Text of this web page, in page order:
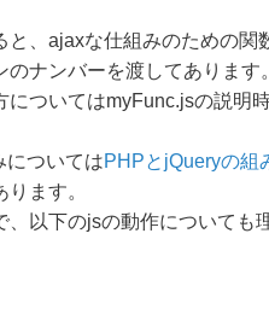
、ajaxな仕組みのための関
ナンバーを渡してあります。
についてはmyFunc.jsの説明
についてはPHPとjQueryの組
ます。
、以下のjsの動作についても